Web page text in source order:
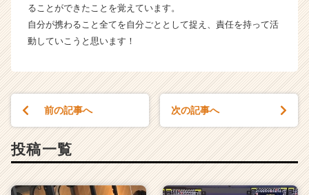
a
r
e
ることができたことを覚えています。
自分が携わること全てを自分ごととして捉え、責任を持って活
動していこうと思います！
前の記事へ 次の記事へ
投稿一覧